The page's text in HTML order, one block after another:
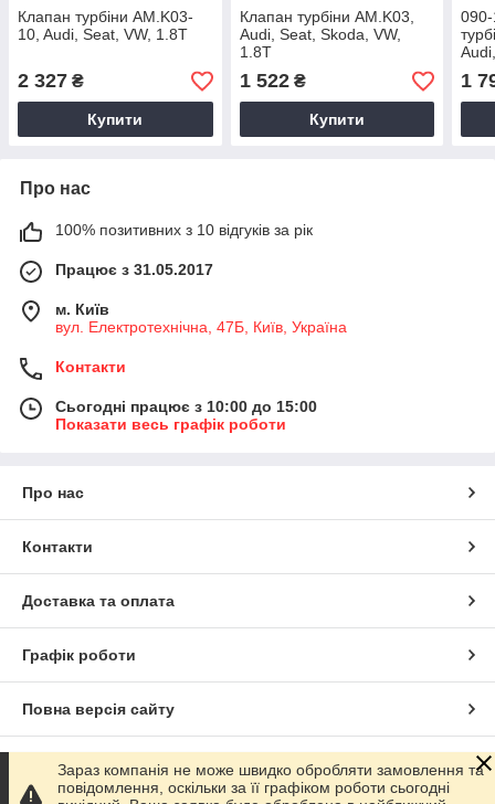
Клапан турбіни AM.K03-
10, Audi, Seat, VW, 1.8T
2 327 ₴
Купити
Клапан турбіни АМ.K03,
Audi, Seat, Skoda, VW,
1.8T
1 522₴
Купити
1
Про нас
100% позитивних з 10 відгуків за рік
Працює з 31.05.2017
м. Київ
вул. Електротехнічна, 47Б, Київ, Україна
Контакти
Сьогодні працює з 10:00 до 15:00
Показати весь графік роботи
Про нас
Контакти
Доставка та оплата
Графік роботи
Повна версія сайту
Сайт створено на маркетплейсіProm.ua
Зараз компанія не може швидко обробляти замовлення та
повідомлення, оскільки за її графіком роботи сьогодні